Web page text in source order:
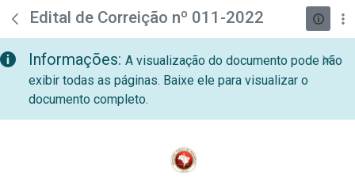
Pular para o Conteúdo principal
teste descricao
Edital de Correição nº 011-2022
Informações: A visualização do documento pode não
exibir todas as páginas. Baixe ele para visualizar o
documento completo.